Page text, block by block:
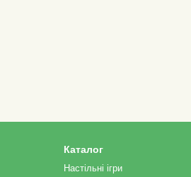
Каталог
Настільні ігри